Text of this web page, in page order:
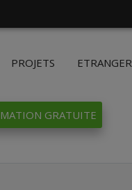
PROJETS ETRANGER
GRATUITE